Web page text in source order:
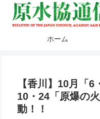
ホーム
【香川】10月「6
10・24「原爆の
動！！